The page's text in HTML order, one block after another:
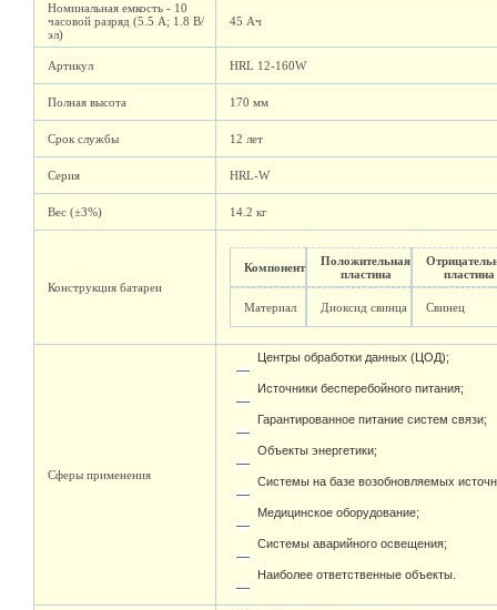
Номинальная емкость - 10
часовой разряд (5.5 А; 1.8 В/
эл)
45 Ач
Артикул HRL 12-160W
Полная высота 170 мм
Срок службы 12 лет
Серия HRL-W
Вес (±3%) 14.2 кг
Конструкция батареи
Компонент
Положительная
пластина
пластина
Материал Диоксид свинца Свинец
Сферы применения
Центры обработки данных (ЦОД);
Источники бесперебойного питания;
Гарантированное питание систем связи;
Объекты энергетики;
Системы на базе возобновляемых
Медицинское оборудование;
Системы аварийного освещения;
Наиболее ответственные объекты.